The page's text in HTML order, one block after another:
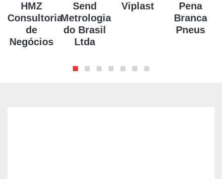
HMZ
Consultoria
de
Negócios
Send
Metrologia
do Brasil
Ltda
Viplast
Pena
Branca
Pneus